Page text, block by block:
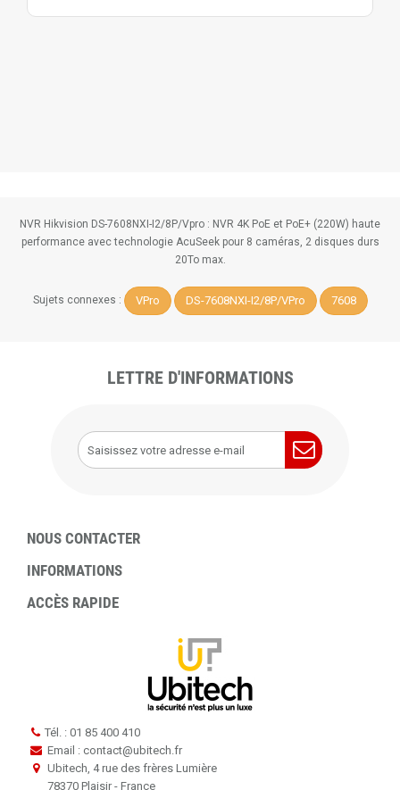
NVR Hikvision DS-7608NXI-I2/8P/Vpro : NVR 4K PoE et PoE+ (220W) haute
performance avec technologie AcuSeek pour 8 caméras, 2 disques durs
20To max.
Sujets connexes : VPro DS-7608NXI-I2/8P/VPro 7608
LETTRE D'INFORMATIONS
NOUS CONTACTER
INFORMATIONS
ACCÈS RAPIDE
Tél. : 01 85 400 410
Email : contact@ubitech.fr
Ubitech, 4 rue des frères Lumière
78370 Plaisir - France